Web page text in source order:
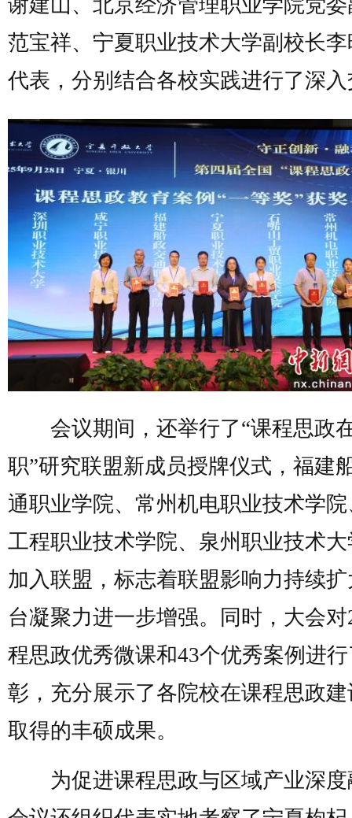
范宝祥、宁夏职业技术大学副校长
代表，分别结合各校实践进行了深
会议期间，还举行了“课程思政
职”研究联盟新成员授牌仪式，福建
通职业学院、常州机电职业技术学
工程职业技术学院、泉州职业技术
加入联盟，标志着联盟影响力持续
台凝聚力进一步增强。同时，大会对
程思政优秀微课和43个优秀案例进
彰，充分展示了各院校在课程思政
取得的丰硕成果。
为促进课程思政与区域产业深度